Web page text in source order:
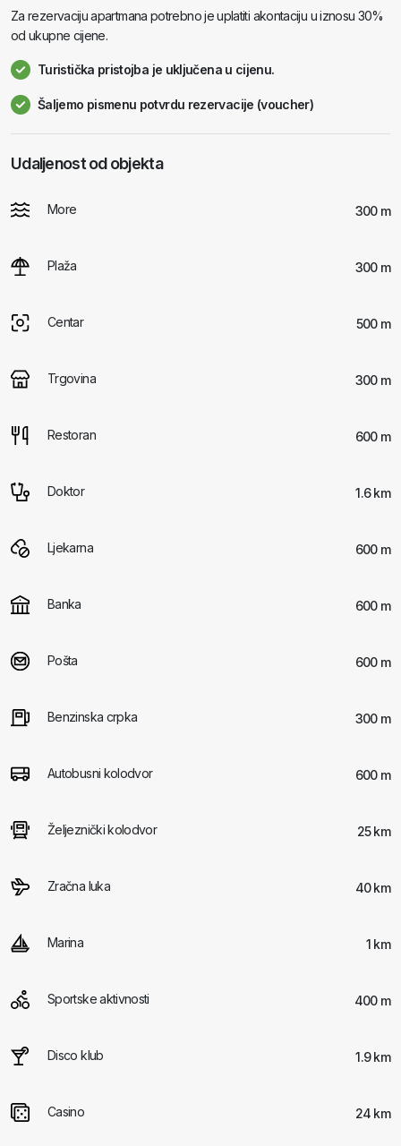
Za rezervaciju apartmana potrebno je uplatiti akontaciju u iznosu 30%
od ukupne cijene.
Turistička pristojba je uključena u cijenu.
Šaljemo pismenu potvrdu rezervacije (voucher)
Udaljenost od objekta
More 300 m
Plaža 300 m
Centar 500 m
Trgovina 300 m
Restoran 600 m
Doktor 1.6 km
Ljekarna 600 m
Banka 600 m
Pošta 600 m
Benzinska crpka 300 m
Autobusni kolodvor 600 m
Željeznički kolodvor 25 km
Zračna luka 40 km
Marina 1 km
Sportske aktivnosti 400 m
Disco klub 1.9 km
Casino 24 km